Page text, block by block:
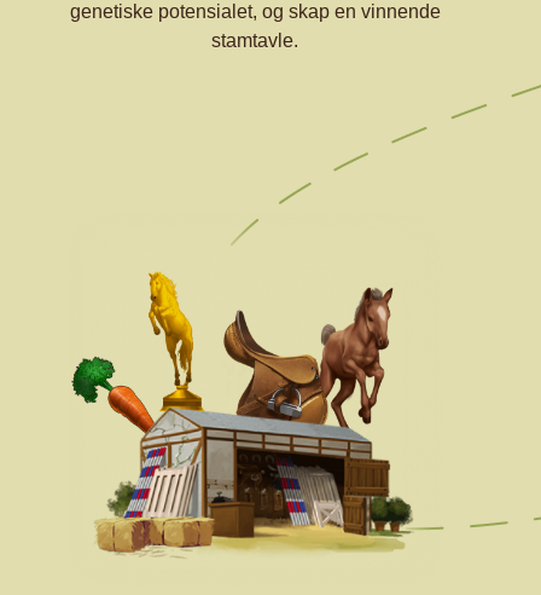
genetiske potensialet, og skap en vinnende
stamtavle.